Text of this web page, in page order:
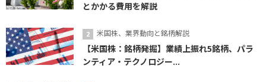
とかかる費用を解説
米国株、業界動向と銘柄解説
【米国株：銘柄発掘】業績上振れ5銘柄、パラ
ンティア・テクノロジー...